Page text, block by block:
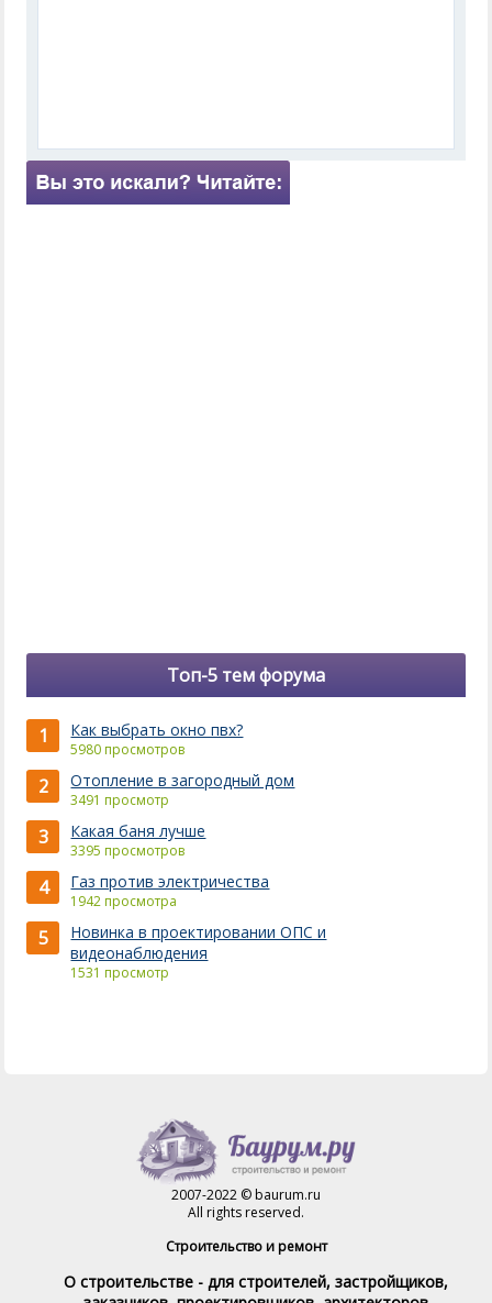
Топ-5 тем форума
1 Как выбрать окно пвх?
5980 просмотров
2 Отопление в загородный дом
3491 просмотр
3 Какая баня лучше
3395 просмотров
4 Газ против электричества
1942 просмотра
5
Новинка в проектировании ОПС и
видеонаблюдения
1531 просмотр
2007-2022 © baurum.ru
All rights reserved.
Строительство и ремонт
О строительстве - для строителей, застройщиков,